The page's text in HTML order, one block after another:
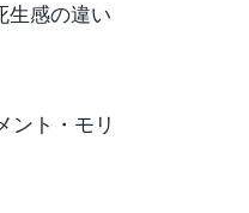
感の違い
ト・モリ